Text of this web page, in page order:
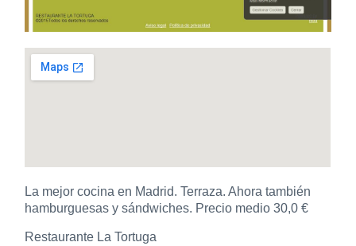
La mejor cocina en Madrid. Terraza. Ahora también
hamburguesas y sándwiches. Precio medio 30,0 €
Restaurante La Tortuga